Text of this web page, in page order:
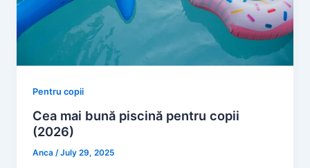
Pentru copii
Cea mai bună piscină pentru copii
(2026)
Anca/July 29, 2025